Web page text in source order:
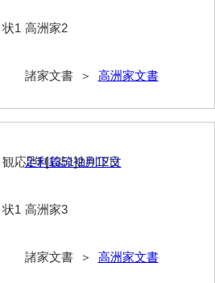
書
高洲家2
諸家文書 ＞ 高洲家文書
状1
足利義詮袖判下文
高洲家3
諸家文書 ＞ 高洲家文書
観応2年[1351]2月12日
状1